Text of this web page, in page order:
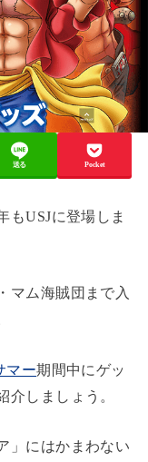
送る Pocket
もUSJに登場しま
マム海賊団まで入
マー期間中にゲッ
介しましょう。
」にはかまわない